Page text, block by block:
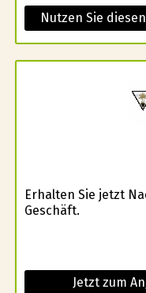
Nutzen Sie
Erhalten Sie jetzt
Geschäft.
Jetzt zum